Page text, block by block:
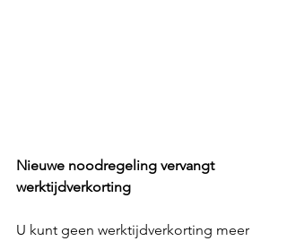
Nieuwe noodregeling vervangt
werktijdverkorting
U kunt geen werktijdverkorting meer